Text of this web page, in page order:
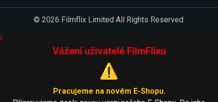
© 2026 Filmflix Limited All Rights Reserved.
i
Vážení uživatelé FilmFlixu
⚠️
Pracujeme na novém E-Shopu.